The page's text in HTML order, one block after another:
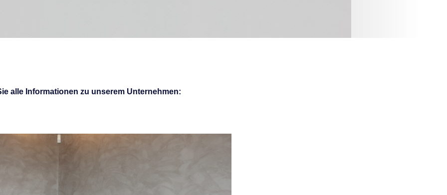
alle Informationen zu unserem Unternehmen: